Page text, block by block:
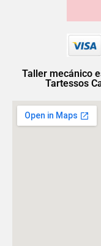
Taller mecánico
Tartessos